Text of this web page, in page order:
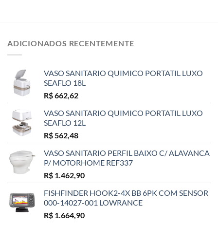
ADICIONADOS RECENTEMENTE
VASO SANITARIO QUIMICO PORTATIL LUXO
SEAFLO 18L
R$662,62
VASO SANITARIO QUIMICO PORTATIL LUXO
SEAFLO 12L
R$562,48
VASO SANITARIO PERFIL BAIXO C/ ALAVANCA
P/ MOTORHOME REF337
R$ 1.462,90
FISHFINDER HOOK2-4X BB 6PK COM SENSOR
000-14027-001 LOWRANCE
R$ 1.664,90